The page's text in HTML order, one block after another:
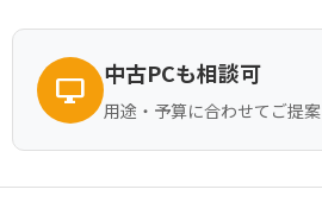
desktop_windows 中古PCも相談可
用途・予算に合わせてご提案